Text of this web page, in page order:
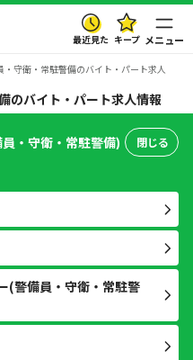
最近見た キープ メニュー
・守衛・常駐警備のバイト・パート求人
のバイト・パート求人情報
・守衛・常駐警備) 閉じる
(警備員・守衛・常駐警